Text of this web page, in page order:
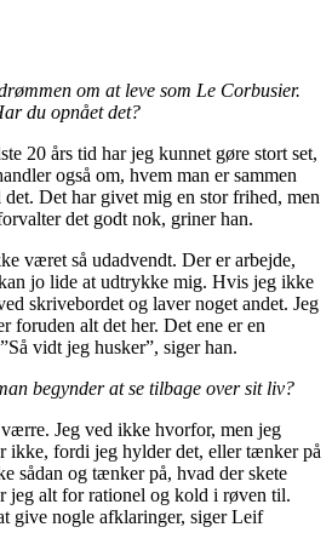
om at leve som Le Corbusier.
du opnået det?
20 års tid har jeg kunnet gøre stort set,
også om, hvem man er sammen
Det har givet mig en stor frihed, men
det godt nok, griner han.
været så udadvendt. Der er arbejde,
jo lide at udtrykke mig. Hvis jeg ikke
skrivebordet og laver noget andet. Jeg
foruden alt det her. Det ene er en
vidt jeg husker”, siger han.
begynder at se tilbage over sit liv?
Jeg ved ikke hvorfor, men jeg
ikke, fordi jeg hylder det, eller tænker på
sådan og tænker på, hvad der skete
jeg alt for rationel og kold i røven til.
give nogle afklaringer, siger Leif